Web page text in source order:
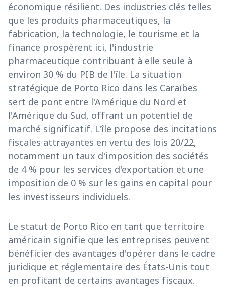
économique résilient. Des industries clés telles
que les produits pharmaceutiques, la
fabrication, la technologie, le tourisme et la
finance prospèrent ici, l'industrie
pharmaceutique contribuant à elle seule à
environ 30 % du PIB de l'île. La situation
stratégique de Porto Rico dans les Caraïbes
sert de pont entre l'Amérique du Nord et
l'Amérique du Sud, offrant un potentiel de
marché significatif. L'île propose des incitations
fiscales attrayantes en vertu des lois 20/22,
notamment un taux d'imposition des sociétés
de 4 % pour les services d'exportation et une
imposition de 0 % sur les gains en capital pour
les investisseurs individuels.
Le statut de Porto Rico en tant que territoire
américain signifie que les entreprises peuvent
bénéficier des avantages d'opérer dans le cadre
juridique et réglementaire des États-Unis tout
en profitant de certains avantages fiscaux.